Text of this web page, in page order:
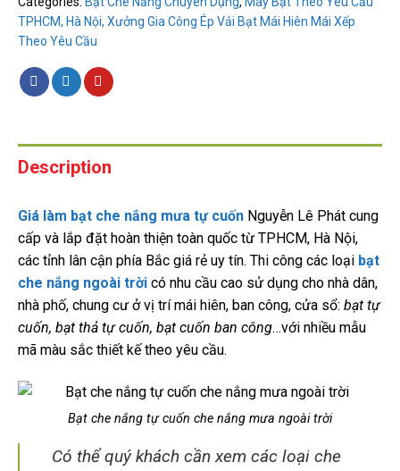
TPHCM, Hà Nội, Xưởng Gia Công Ép Vải Bạt Mái Hiên Mái Xếp
Theo Yêu Cầu
Description
Giá làm bạt che nắng mưa tự cuốn Nguyễn Lê Phát cung
cấp và lắp đặt hoàn thiện toàn quốc từ TPHCM, Hà Nội,
các tỉnh lân cận phía Bắc giá rẻ uy tín. Thi công các loại bạt
che nắng ngoài trời có nhu cầu cao sử dụng cho nhà dân,
nhà phố, chung cư ở vị trí mái hiên, ban công, cửa sổ: bạt tự
cuốn, bạt thả tự cuốn, bạt cuốn ban công…với nhiều mẫu
mã màu sắc thiết kế theo yêu cầu.
Bạt che nắng tự cuốn che nắng mưa ngoài trời
Có thể quý khách cần xem các loại che